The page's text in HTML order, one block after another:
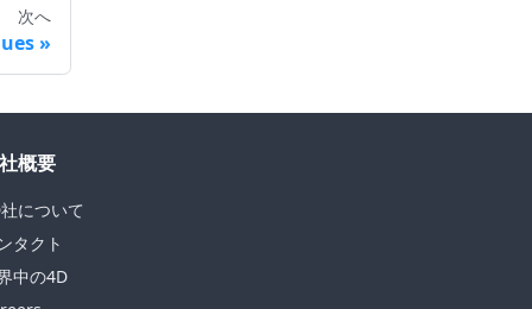
次へ
概要
について
タクト
中の4D